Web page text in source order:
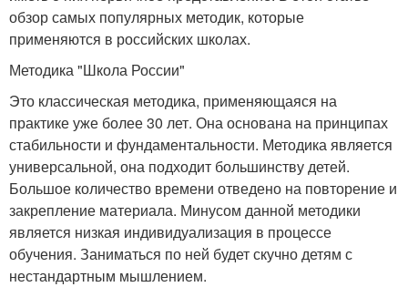
обзор самых популярных методик, которые
применяются в российских школах.
Методика "Школа России"
Это классическая методика, применяющаяся на
практике уже более 30 лет. Она основана на принципах
стабильности и фундаментальности. Методика является
универсальной, она подходит большинству детей.
Большое количество времени отведено на повторение и
закрепление материала. Минусом данной методики
является низкая индивидуализация в процессе
обучения. Заниматься по ней будет скучно детям с
нестандартным мышлением.